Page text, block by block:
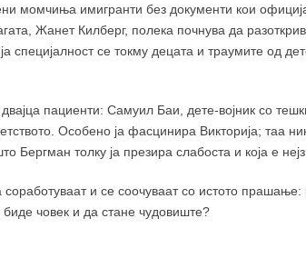
момчиња имигранти без документи кои
Жанет Килберг, полека почнува да
специјалност се токму децата и траумите од
пациенти: Самуил Баи, дете-војник со
Особено ја фасцинира Викторија; таа
Бергман толку ја презира слабоста и која е
и се соочуваат со истото
човек и да стане чудовиште?